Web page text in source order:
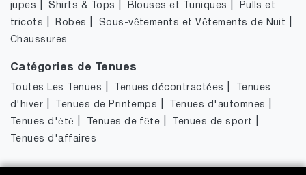
jupes |Shirts & Tops Blouses et Tuniques
Pulls et
tricots
Robes Sous-vêtements et Vêtements de Nuit
Chaussures
Catégories de Tenues
Toutes Les Tenues Tenues décontractées
Tenues
d'hiver
Tenues de Printemps Tenues d'automnes
Tenues d'été Tenues de fête Tenues de sport
Tenues d'affaires